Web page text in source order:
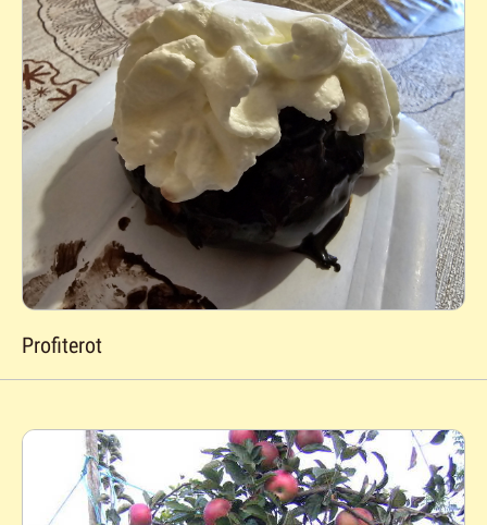
Profiterot